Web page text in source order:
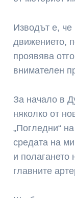
Изводът е, че
движението,
проявява
внимателен
За начало в
няколко от
„Погледни“
средата на
и полагането
главните